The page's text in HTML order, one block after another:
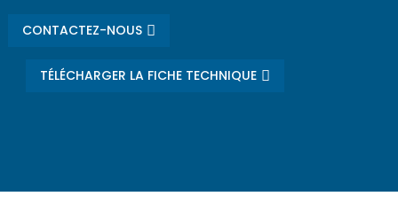
CONTACTEZ-NOUS
TÉLÉCHARGER LA FICHE TECHNIQUE